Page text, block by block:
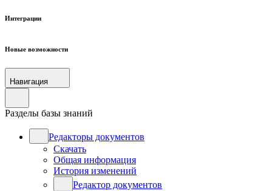
Интеграции
Новые возможности
Навигация
Разделы базы знаний
Редакторы документов
Скачать
Общая информация
История изменений
Редактор документов